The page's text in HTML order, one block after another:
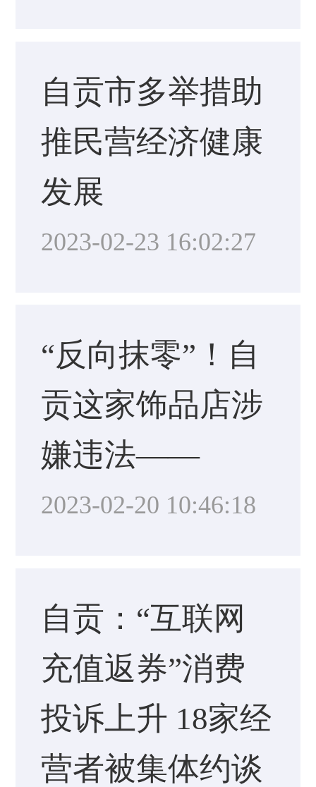
自贡市多举措助
推民营经济健康
发展
2023-02-23 16:02:27
“反向抹零”！自
贡这家饰品店涉
嫌违法——
2023-02-20 10:46:18
自贡：“互联网
充值返券”消费
投诉上升 18家经
营者被集体约谈